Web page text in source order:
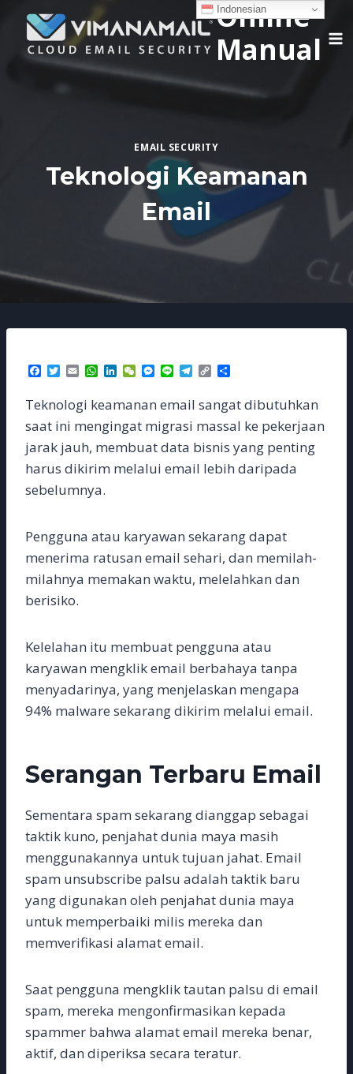
content
Online
Manual
EMAIL SECURITY
Teknologi Keamanan
Email
c
e
b
o
o
T
t
t
e
r
E
a
i
l
W
t
s
A
p
L
k
e
d
I
W
h
a
t
M
s
e
n
g
e
r
L
e
T
l
e
g
r
a
m
C
y
L
i
n
k
r
e
Teknologi keamanan email sangat dibutuhkan
saat ini mengingat migrasi massal ke pekerjaan
jarak jauh, membuat data bisnis yang penting
harus dikirim melalui email lebih daripada
sebelumnya.
Pengguna atau karyawan sekarang dapat
menerima ratusan email sehari, dan memilah-
milahnya memakan waktu, melelahkan dan
berisiko.
Kelelahan itu membuat pengguna atau
karyawan mengklik email berbahaya tanpa
menyadarinya, yang menjelaskan mengapa
94% malware sekarang dikirim melalui email.
Serangan Terbaru Email
Sementara spam sekarang dianggap sebagai
taktik kuno, penjahat dunia maya masih
menggunakannya untuk tujuan jahat. Email
spam unsubscribe palsu adalah taktik baru
yang digunakan oleh penjahat dunia maya
untuk memperbaiki milis mereka dan
memverifikasi alamat email.
Saat pengguna mengklik tautan palsu di email
spam, mereka mengonfirmasikan kepada
spammer bahwa alamat email mereka benar,
aktif, dan diperiksa secara teratur.
Indonesian